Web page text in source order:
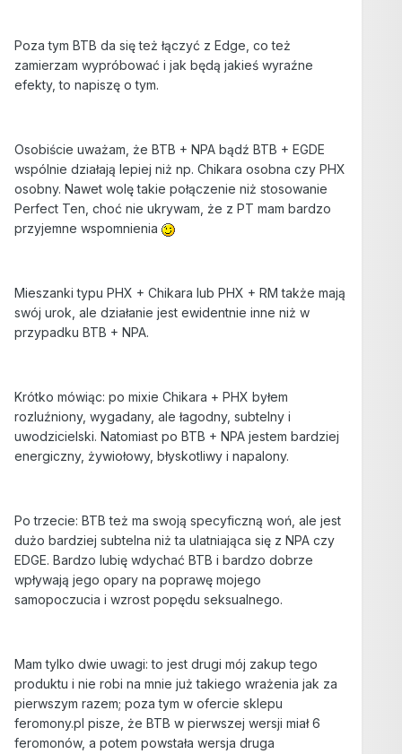
Poza tym BTB da się też łączyć z Edge, co też
zamierzam wypróbować i jak będą jakieś wyraźne
efekty, to napiszę o tym.
Osobiście uważam, że BTB + NPA bądź BTB + EGDE
wspólnie działają lepiej niż np. Chikara osobna czy PHX
osobny. Nawet wolę takie połączenie niż stosowanie
Perfect Ten, choć nie ukrywam, że z PT mam bardzo
przyjemne wspomnienia
Mieszanki typu PHX + Chikara lub PHX + RM także mają
swój urok, ale działanie jest ewidentnie inne niż w
przypadku BTB + NPA.
Krótko mówiąc: po mixie Chikara + PHX byłem
rozluźniony, wygadany, ale łagodny, subtelny i
uwodzicielski. Natomiast po BTB + NPA jestem bardziej
energiczny, żywiołowy, błyskotliwy i napalony.
Po trzecie: BTB też ma swoją specyficzną woń, ale jest
dużo bardziej subtelna niż ta ulatniająca się z NPA czy
EDGE. Bardzo lubię wdychać BTB i bardzo dobrze
wpływają jego opary na poprawę mojego
samopoczucia i wzrost popędu seksualnego.
Mam tylko dwie uwagi: to jest drugi mój zakup tego
produktu i nie robi na mnie już takiego wrażenia jak za
pierwszym razem; poza tym w ofercie sklepu
feromony.pl pisze, że BTB w pierwszej wersji miał 6
feromonów, a potem powstała wersja druga